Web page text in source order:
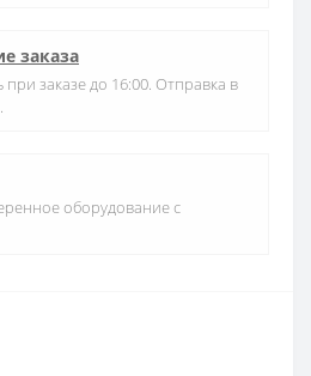
заказа
при заказе до 16:00. Отправка в
оборудование с